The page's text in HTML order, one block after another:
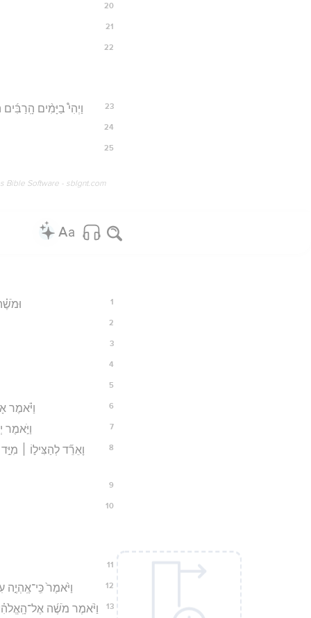
20
21
22
23 וַיְהִי֩ בַיָּמִ֨ים
24
25
Bible Software - sblgnt.com
1
2
3
4
5
6 וַיֹּ֗אמֶר
7 וַיֹּ֣אמֶר
8
וָאֵרֵ֞ד לְהַצִּיל֣וֹ ׀
9
10
11
12 וַיֹּ֙אמֶר֙
13
וַיֹּ֨אמֶר מֹשֶׁ֜ה